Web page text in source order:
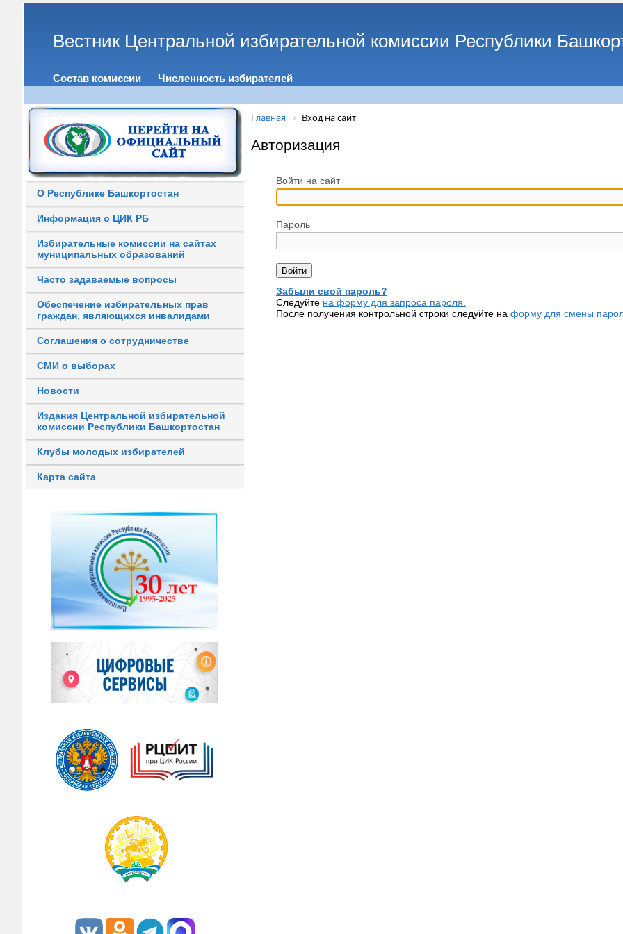
Вестник Центральной избирательной комиссии Республики
Состав комиссии Численность избирателей
О Республике Башкортостан
Информация о ЦИК РБ
Избирательные комиссии на сайтах
муниципальных образований
Часто задаваемые вопросы
Обеспечение избирательных прав
граждан, являющихся инвалидами
Соглашения о сотрудничестве
СМИ о выборах
Новости
Издания Центральной избирательной
комиссии Республики Башкортостан
Клубы молодых избирателей
Карта сайта
Главная Вход на сайт
Авторизация
Войти на сайт
Пароль
Забыли свой пароль?
Следуйте на форму для запроса пароля.
После получения контрольной строки следуйте на форму для смены